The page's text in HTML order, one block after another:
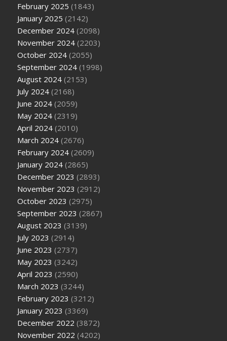
February 2025 (1843)
January 2025 (2142)
December 2024 (2098)
November 2024 (2203)
October 2024 (2055)
September 2024 (1998)
August 2024 (2153)
July 2024 (2168)
June 2024 (2059)
May 2024 (2319)
April 2024 (2010)
March 2024 (2676)
February 2024 (2609)
January 2024 (2865)
December 2023 (2893)
November 2023 (2912)
October 2023 (2975)
September 2023 (2867)
August 2023 (3139)
July 2023 (2914)
June 2023 (2737)
May 2023 (3242)
April 2023 (2590)
March 2023 (3244)
February 2023 (3212)
January 2023 (3369)
December 2022 (3872)
November 2022 (4202)